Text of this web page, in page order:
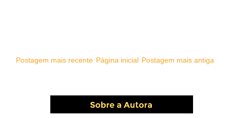
Postagem mais recente Postagem mais antiga
Página inicial